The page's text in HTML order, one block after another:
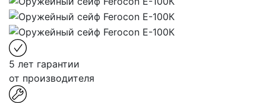
5 лет гарантии
от производителя